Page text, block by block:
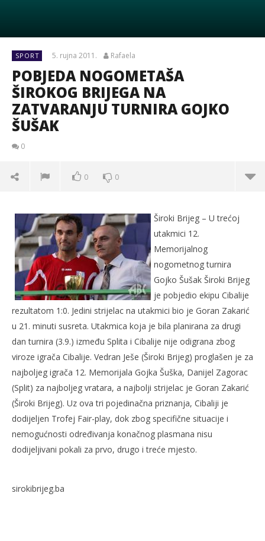
SPORT 5. rujna 2011. Rafaela
POBJEDA NOGOMETAŠA
ŠIROKOG BRIJEGA NA
ZATVARANJU TURNIRA GOJKO
ŠUŠAK
0
0 0
NOW VIEWING
POBJEDA NOGOMETAŠA ŠIROKOG BRIJEGA NA
ZATVARANJU TURNIRA GOJKO ŠUŠAK
5.
rujna
2011.
Rafaela
Široki Brijeg – U trećoj
utakmici 12.
Memorijalnog
nogometnog turnira
Gojko Šušak Široki Brijeg
je pobjedio ekipu Cibalije
rezultatom 1:0. Jedini strijelac na utakmici bio je Goran Zakarić
u 21. minuti susreta. Utakmica koja je bila planirana za drugi
dan turnira (3.9.) između Splita i Cibalije nije odigrana zbog
viroze igrača Cibalije. Vedran Ješe (Široki Brijeg) proglašen je za
najboljeg igrača 12. Memorijala Gojka Šuška, Danijel Zagorac
(Split) za najboljeg vratara, a najbolji strijelac je Goran Zakarić
(Široki Brijeg). Uz ova tri pojedinačna priznanja, Cibaliji je
dodijeljen Trofej Fair-play, dok zbog specifične situacije i
nemogućnosti određivanja konačnog plasmana nisu
dodijeljivani pokali za prvo, drugo i treće mjesto.
sirokibrijeg.ba